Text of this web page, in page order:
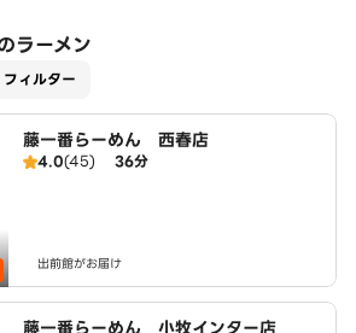
ラーメン
フィルター
藤一番らーめん 西春店
4.0(45) 36分
出前館がお届け